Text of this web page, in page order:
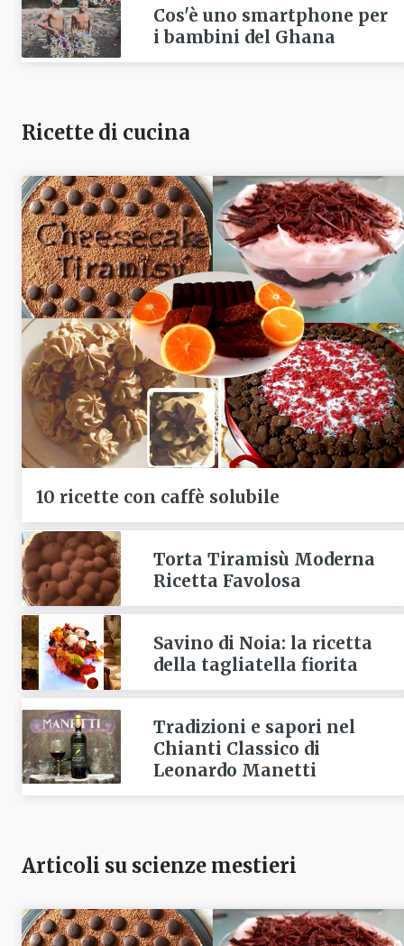
Cos'è uno smartphone per
i bambini del Ghana
Ricette di cucina
10 ricette con caffè solubile
Torta Tiramisù Moderna
Ricetta Favolosa
Savino di Noia: la ricetta
della tagliatella fiorita
Tradizioni e sapori nel
Chianti Classico di
Leonardo Manetti
Articoli su scienze mestieri